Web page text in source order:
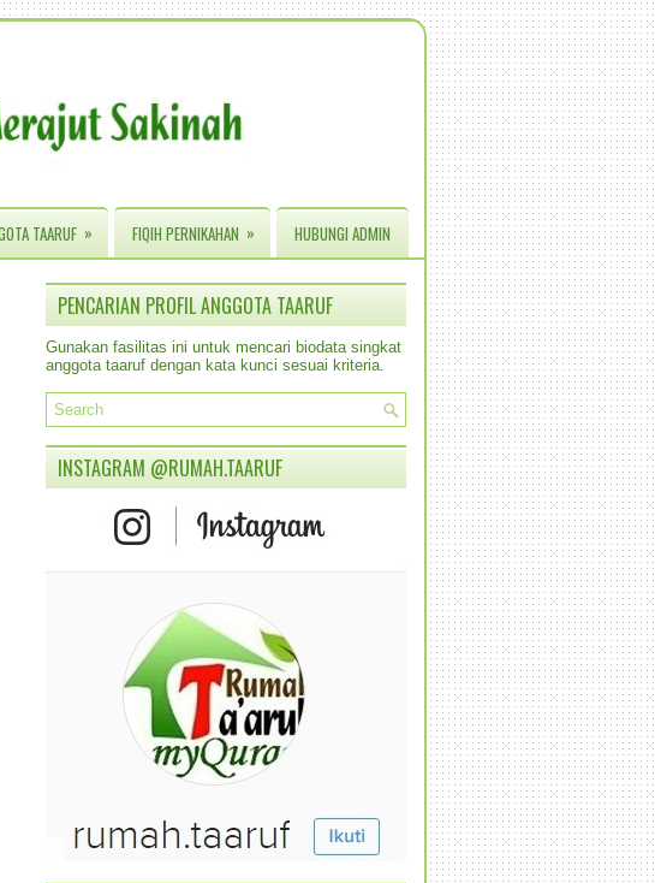
TAARUF » FIQIH PERNIKAHAN » HUBUNGI ADMIN
PENCARIAN PROFIL ANGGOTA TAARUF
Gunakan fasilitas ini untuk mencari biodata singkat
anggota taaruf dengan kata kunci sesuai kriteria.
INSTAGRAM @RUMAH.TAARUF